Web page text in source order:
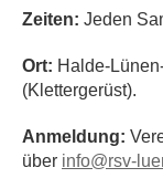
Zeiten: Jeden
Ort: Halde-
(Klettergerüst).
Anmeldung:
über info@rsv-